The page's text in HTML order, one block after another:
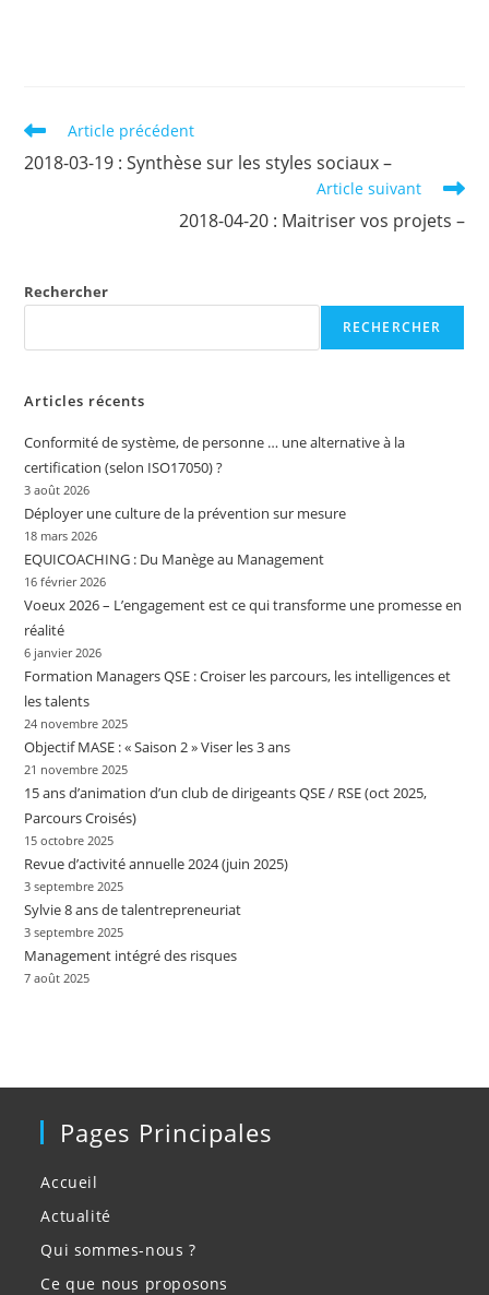
Read
articles
Article précédent
2018-03-19 : Synthèse sur les styles sociaux –
Article suivant
2018-04-20 : Maitriser vos projets –
Rechercher
RECHERCHER
Articles récents
Conformité de système, de personne … une alternative à la
certification (selon ISO17050) ?
3 août 2026
Déployer une culture de la prévention sur mesure
18 mars 2026
EQUICOACHING : Du Manège au Management
16 février 2026
Voeux 2026 – L’engagement est ce qui transforme une promesse en
réalité
6 janvier 2026
Formation Managers QSE : Croiser les parcours, les intelligences et
les talents
24 novembre 2025
Objectif MASE : « Saison 2 » Viser les 3 ans
21 novembre 2025
15 ans d’animation d’un club de dirigeants QSE / RSE (oct 2025,
Parcours Croisés)
15 octobre 2025
Revue d’activité annuelle 2024 (juin 2025)
3 septembre 2025
Sylvie 8 ans de talentrepreneuriat
3 septembre 2025
Management intégré des risques
7 août 2025
Pages Principales
Accueil
Actualité
Qui sommes-nous ?
Ce que nous proposons